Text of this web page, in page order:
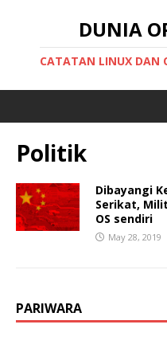
DUNIA
CATATAN LINUX DAN
Politik
Dibayangi
Serikat,
OS sendiri
May 28, 2019
PARIWARA